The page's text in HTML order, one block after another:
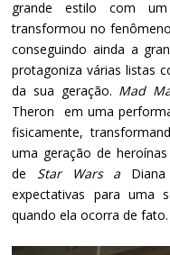
grande estilo com
transformou no fenômeno
conseguindo ainda a
protagoniza várias listas
da sua geração. Mad
Theron em uma
fisicamente,
uma geração de
de Star Wars a
expectativas para uma
quando ela ocorra de